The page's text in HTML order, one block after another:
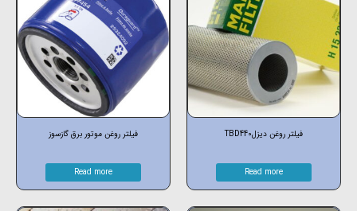
فیلتر روغن دیزلTBD440
Read more
فیلتر روغن موتور برق گازسوز
Read more